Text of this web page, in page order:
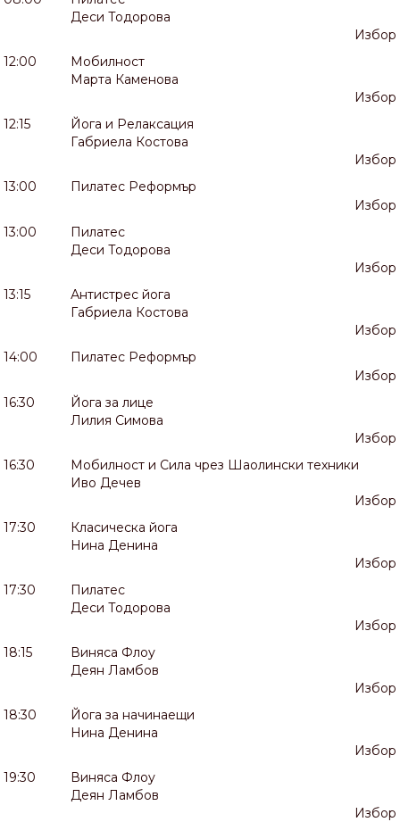
Деси Тодорова
Избор
12:00
Мобилност
Марта Каменова
Избор
12:15
Йога и Релаксация
Габриела Костова
Избор
13:00
Пилатес Реформър
Избор
13:00
Пилатес
Деси Тодорова
Избор
13:15
Антистрес йога
Габриела Костова
Избор
14:00
Пилатес Реформър
Избор
16:30
Йога за лице
Лилия Симова
Избор
16:30
Мобилност и Сила чрез Шаолински техники
Иво Дечев
Избор
17:30
Класическа йога
Нина Денина
Избор
17:30
Пилатес
Деси Тодорова
Избор
18:15
Виняса Флоу
Деян Ламбов
Избор
18:30
Йога за начинаещи
Нина Денина
Избор
19:30
Виняса Флоу
Деян Ламбов
Избор